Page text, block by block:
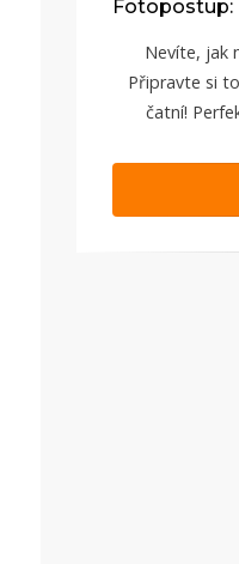
Fotopostup:
Nevíte, jak
Připravte si
čatní!